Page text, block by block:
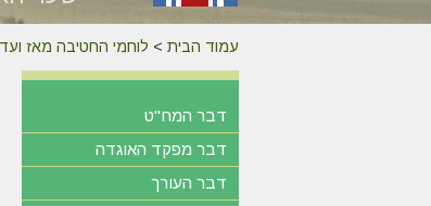
עמוד הבית > לוחמי החטיבה מאז ועד
דבר המח"ט
דבר מפקד האוגדה
דבר העורך